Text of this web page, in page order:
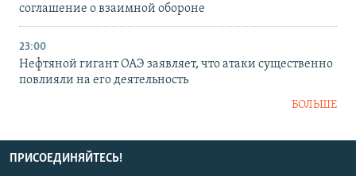
соглашение о взаимной обороне
23:00
Нефтяной гигант ОАЭ заявляет, что атаки существенно
повлияли на его деятельность
БОЛЬШЕ
ПРИСОЕДИНЯЙТЕСЬ!